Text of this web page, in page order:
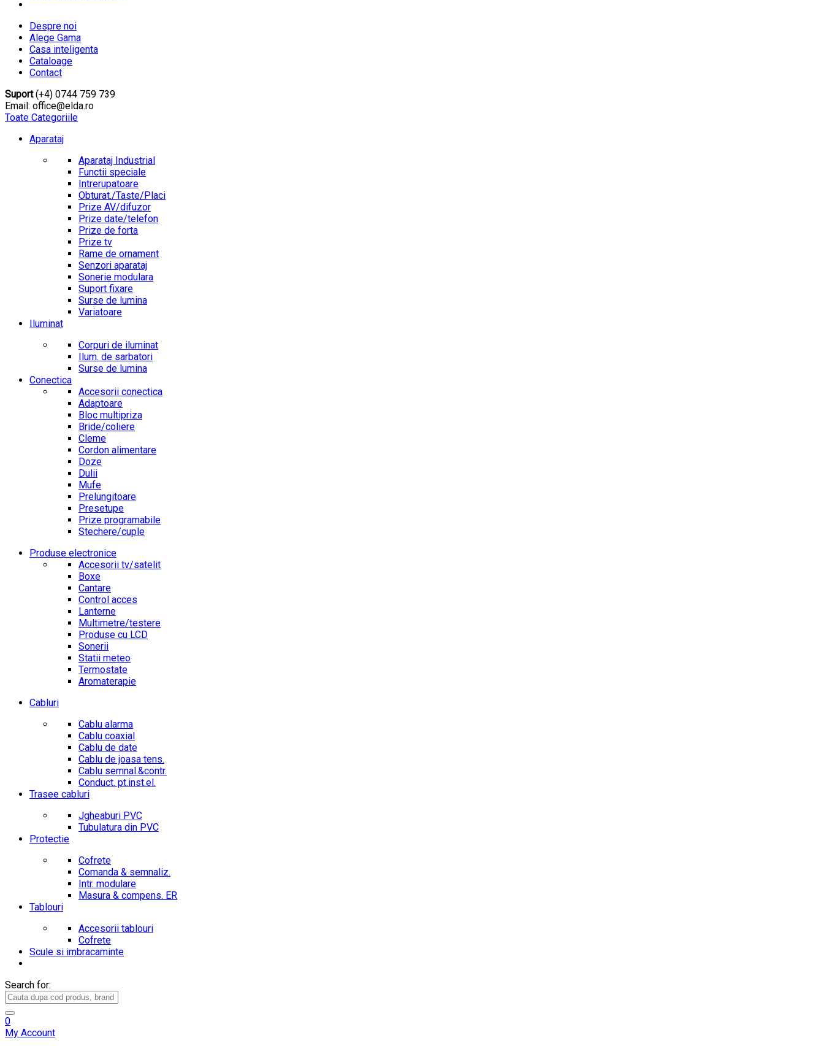
Despre noi
Alege Gama
Casa inteligenta
Cataloage
Contact
Suport(+4) 0744 759 739
Email: office@elda.ro
Toate Categoriile
Aparataj
Aparataj Industrial
Functii speciale
Intrerupatoare
Obturat./Taste/Placi
Prize AV/difuzor
Prize date/telefon
Prize de forta
Prize tv
Rame de ornament
Senzori aparataj
Sonerie modulara
Suport fixare
Surse de lumina
Variatoare
Iluminat
Corpuri de iluminat
Ilum. de sarbatori
Surse de lumina
Conectica
Accesorii conectica
Adaptoare
Bloc multipriza
Bride/coliere
Cleme
Cordon alimentare
Doze
Dulii
Mufe
Prelungitoare
Presetupe
Prize programabile
Stechere/cuple
Produse electronice
Accesorii tv/satelit
Boxe
Cantare
Control acces
Lanterne
Multimetre/testere
Produse cu LCD
Sonerii
Statii meteo
Termostate
Aromaterapie
Cabluri
Cablu alarma
Cablu coaxial
Cablu de date
Cablu de joasa tens.
Cablu semnal.&contr.
Conduct. pt.inst.el.
Trasee cabluri
Jgheaburi PVC
Tubulatura din PVC
Protectie
Cofrete
Comanda & semnaliz.
Intr. modulare
Masura & compens. ER
Tablouri
Accesorii tablouri
Cofrete
Scule si imbracaminte
Search for:
0
My Account